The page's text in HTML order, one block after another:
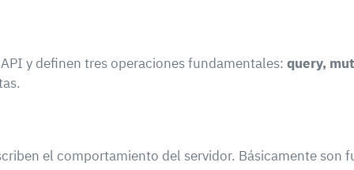
y definen tres operaciones fundamentales: query,
el comportamiento del servidor. Básicamente son